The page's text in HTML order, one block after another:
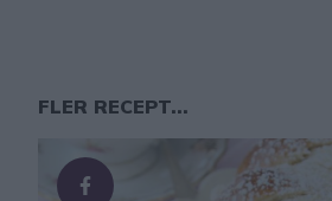
FLER RECEPT...